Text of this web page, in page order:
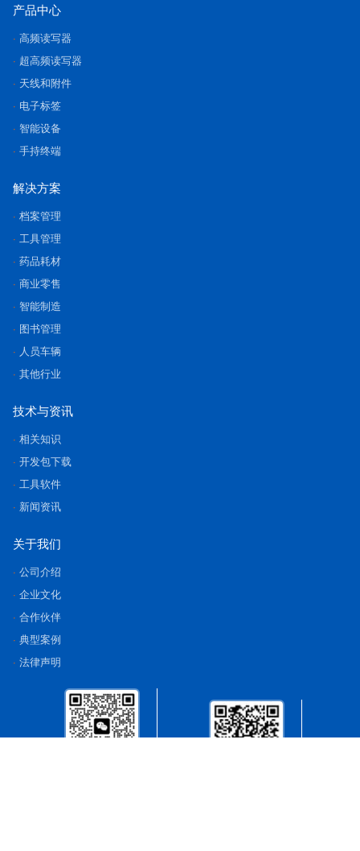
产品中心
高频读写器
超高频读写器
天线和附件
电子标签
智能设备
手持终端
解决方案
档案管理
工具管理
药品耗材
商业零售
智能制造
图书管理
人员车辆
其他行业
技术与资讯
相关知识
开发包下载
工具软件
新闻资讯
关于我们
公司介绍
企业文化
合作伙伴
典型案例
法律声明